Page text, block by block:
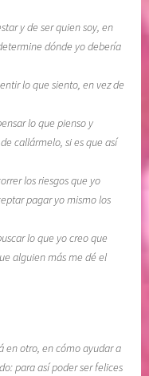
y de ser quien soy, en
dónde yo debería
lo que siento, en vez de
lo que pienso y
callármelo, si es que así
los riesgos que yo
pagar yo mismo los
lo que yo creo que
alguien más me dé el
en otro, en cómo ayudar a
para así poder ser felices